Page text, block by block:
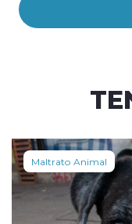
Maltrato Animal